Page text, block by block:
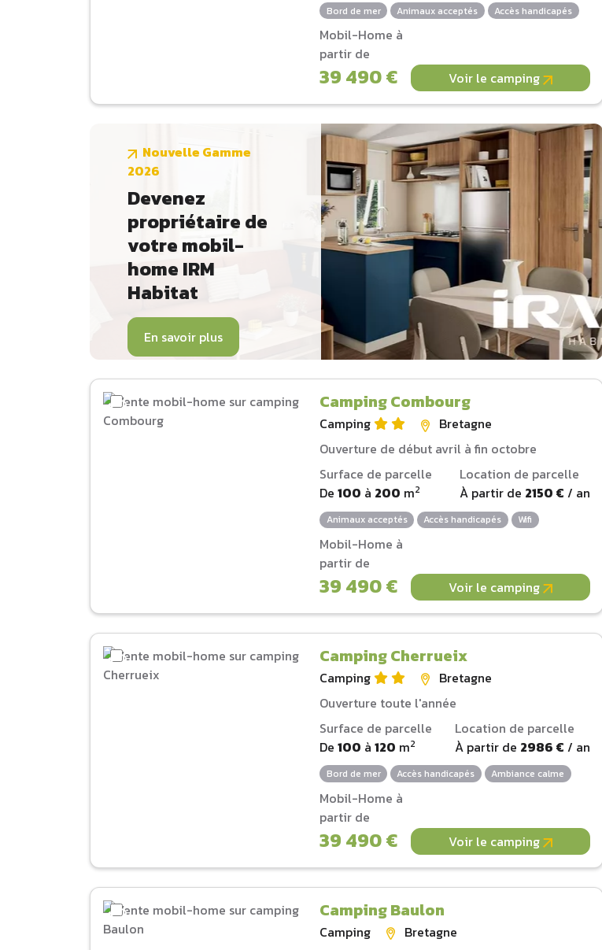
Bord de mer Animaux acceptés Accès handicapés
Mobil-Home à
partir de
39 490 € Voir le camping
Nouvelle Gamme
2026
Devenez
propriétaire de
votre mobil-
home IRM
Habitat
En savoir plus
Camping Combourg
Camping
Bretagne
Ouverture de début avril à fin octobre
Surface de parcelle
De100 à 200 m2
Location de parcelle
À partir de 2150 € / an
Animaux acceptés Accès handicapés Wifi
Mobil-Home à
partir de
39 490 € Voir le camping
Camping Cherrueix
Camping
Bretagne
Ouverture toute l'année
Surface de parcelle
De100 à120 m2
Location de parcelle
À partir de 2986 € / an
Bord de mer Accès handicapés Ambiance calme
Mobil-Home à
partir de
39 490 € Voir le camping
Camping Baulon
Camping
Bretagne